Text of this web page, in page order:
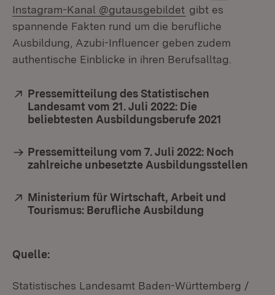
Instagram-Kanal @gutausgebildet (Öffnet in neuem
gibt es
spannende Fakten rund um die berufliche
Ausbildung, Azubi-Influencer geben zudem
authentische Einblicke in ihren Berufsalltag.
Extern:
Pressemitteilung des Statistischen
Landesamt vom 21. Juli 2022: Die
beliebtesten Ausbildungsberufe 2021
Pressemitteilung vom 7. Juli 2022: Noch
zahlreiche unbesetzte Ausbildungsstellen
Extern:
Ministerium für Wirtschaft, Arbeit und
Tourismus: Berufliche Ausbildung
Quelle:
Statistisches Landesamt Baden-Württemberg /